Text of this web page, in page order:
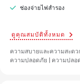
ช่องจ่ายไฟสำรอง
ดูคุณสมบัติทั้งหมด
ความสบายและความสะดว
ความปลอดภัย | ความปลอ